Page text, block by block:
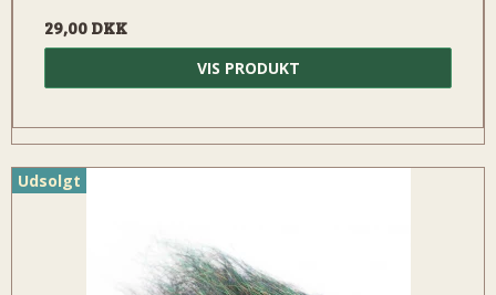
29,00 DKK
VIS PRODUKT
Udsolgt